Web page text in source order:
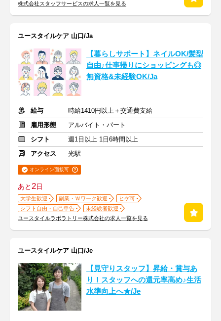
株式会社スタッフサービスの求人一覧を見る
ユースタイルケア 山口/Ja
【暮らしサポート】ネイルOK/髪型
自由♪仕事帰りにショッピングも◎
無資格&未経験OK/Ja
給与
時給1410円以上＋交通費支給
雇用形態
アルバイト・パート
シフト
週1日以上 1日6時間以上
アクセス
光駅
オンライン面接可
あと2日
大学生歓迎 副業・Ｗワーク歓迎
ヒゲ可
シフト自由・自己申告
未経験者歓迎
ユースタイルラボラトリー株式会社の求人一覧を見る
ユースタイルケア 山口/Je
【見守りスタッフ】昇給・賞与あ
り！スタッフへの還元率高め♪生活
水準向上へ★/Je